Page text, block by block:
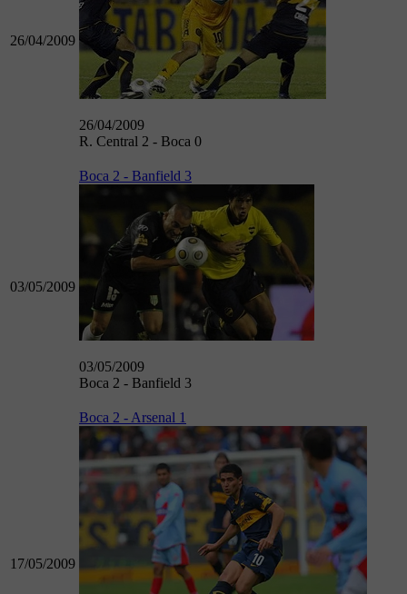
26/04/2009
26/04/2009
R. Central 2 - Boca 0
03/05/2009
Boca 2 - Banfield 3
03/05/2009
Boca 2 - Banfield 3
17/05/2009
Boca 2 - Arsenal 1